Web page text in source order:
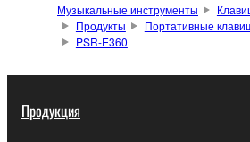
Музыкальные инструменты
Продукты
Портативные
PSR-E360
Продукция